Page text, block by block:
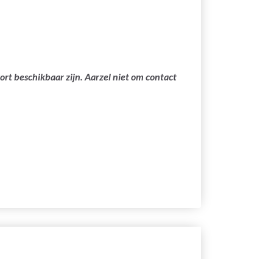
beschikbaar zijn. Aarzel niet om contact